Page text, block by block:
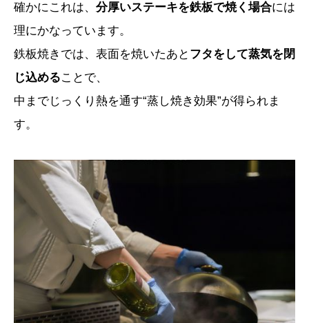
確かにこれは、 分厚いステーキを鉄板で焼く場合には
理にかなっています。
鉄板焼きでは、表面を焼いたあと フタをして蒸気を閉
じ込めることで、
中までじっくり熱を通す“蒸し焼き効果”が得られま
す。